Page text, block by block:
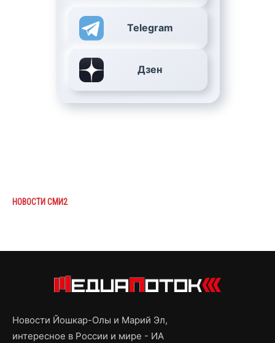
Telegram
Дзен
НОВОСТИ СМИ2
Новости Йошкар-Олы и Марий Эл,
интересное в России и мире - ИА